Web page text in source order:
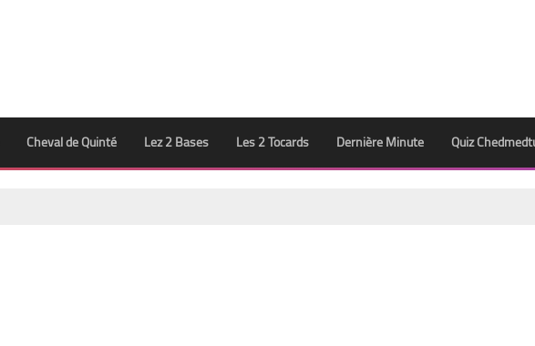
Cheval de Quinté Lez 2 Bases Les 2 Tocards Dernière Minute Quiz